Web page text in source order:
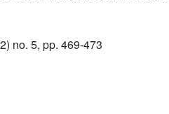
no. 5, pp. 469-473